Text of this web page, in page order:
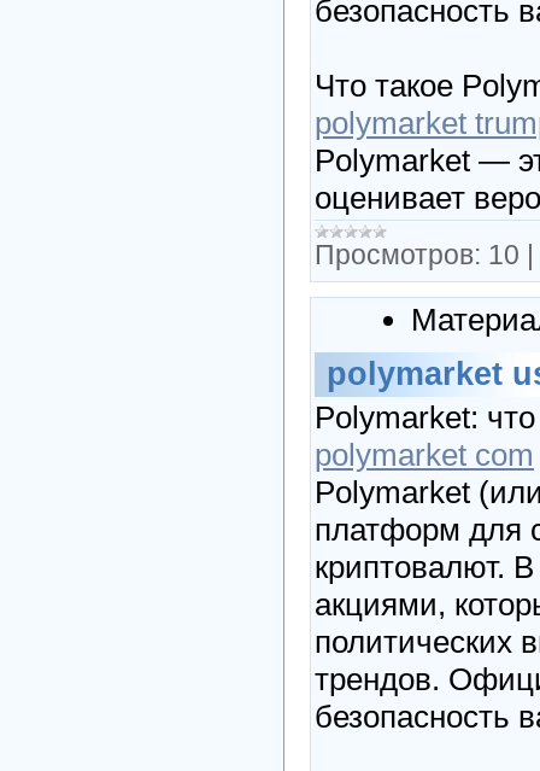
безопасность
Что такое
polymarket
Polymarket —
оценивает
Просмотров: 10 |
polymarket
Polymarket:
polymarket com
Polymarket
платформ для
криптовалют. В
акциями,
политических
трендов.
безопасность